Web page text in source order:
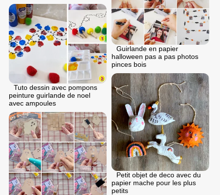
Guirlande en papier
halloween pas a pas photos
pinces bois
Tuto dessin avec pompons
peinture guirlande de noel
avec ampoules
Petit objet de deco avec du
papier mache pour les plus
petits